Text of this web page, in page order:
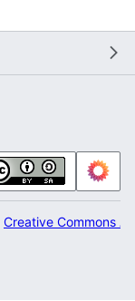
Creative Commons